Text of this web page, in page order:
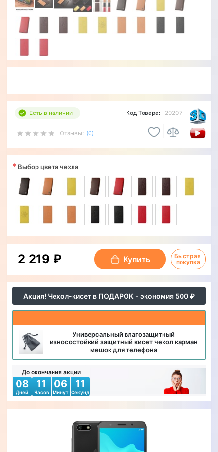
Есть в наличии
Отзывы: (0)
Код Товара: 29207
Акция! Чехол-кисет в ПОДАРОК - экономия 500 ₽
Универсальный влагозащитный
износостойкий защитный кисет чехол карман
мешок для телефона
До окончания акции
08
Дней
11
Часов
06
Минут
09
Секунд
* Выбор цвета чехла
2 219 ₽ Купить
Быстрая
покупка